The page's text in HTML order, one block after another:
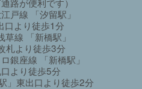
戸線 「汐留駅」
口より徒歩1分
線 「新橋駅」
札より徒歩3分
銀座線 「新橋駅」
より徒歩5分
」東出口より徒歩2分